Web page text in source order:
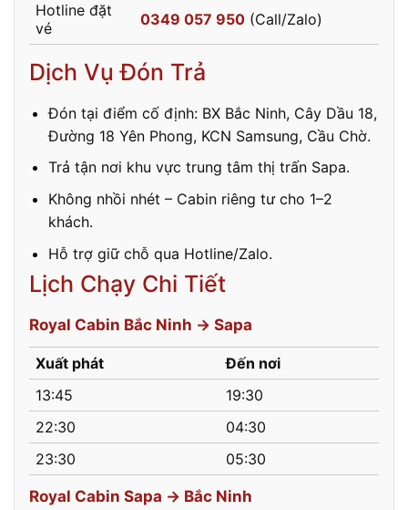
Hotline đặt
vé
0349 057 950 (Call/Zalo)
Dịch Vụ Đón Trả
Đón tại điểm cố định: BX Bắc Ninh, Cây Dầu 18,
Đường 18 Yên Phong, KCN Samsung, Cầu Chờ.
Trả tận nơi khu vực trung tâm thị trấn Sapa.
Không nhồi nhét – Cabin riêng tư cho 1–2
khách.
Hỗ trợ giữ chỗ qua Hotline/Zalo.
Lịch Chạy Chi Tiết
Royal Cabin Bắc Ninh → Sapa
Xuất phát
Đến nơi
13:45
19:30
22:30
04:30
23:30
05:30
Royal Cabin Sapa → Bắc Ninh